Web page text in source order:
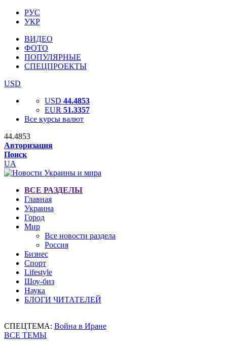
РУС
УКР
ВИДЕО
ФОТО
ПОПУЛЯРНЫЕ
СПЕЦПРОЕКТЫ
USD
USD 44.4853
EUR 51.3357
Все курсы валют
44.4853
Авторизация
Поиск
UA
ВСЕ РАЗДЕЛЫ
Главная
Украина
Город
Мир
Все новости раздела
Россия
Бизнес
Спорт
Lifestyle
Шоу-биз
Наука
БЛОГИ ЧИТАТЕЛЕЙ
СПЕЦТЕМА: Война в Иране
ВСЕ ТЕМЫ